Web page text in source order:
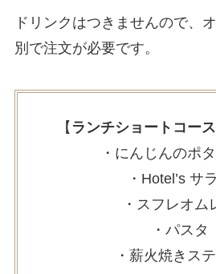
ドリンクはつきませんので、
別で注文が必要です。
【 ランチショートコー
・にんじんのポ
・Hotel’s サ
・スフレオム
・パスタ
・薪火焼きス